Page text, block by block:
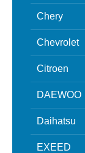
Chery
Chevrolet
Citroen
DAEWOO
Daihatsu
EXEED